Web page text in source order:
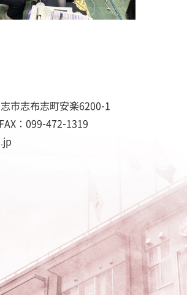
市志布志町安楽6200-1
： 099-472-1319